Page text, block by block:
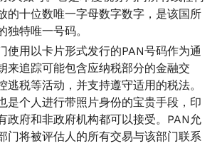
的十位数唯一字母数字数字，是该国所
独特唯一号码。
使用以卡片形式发行的PAN号码作为通
来追踪可能包含应纳税部分的金融交
逃税等活动，并支持遵守适用的税法。
是个人进行带照片身份的宝贵手段，印
政府和非政府机构都可以接受。PAN允
门将被评估人的所有交易与该部门联系